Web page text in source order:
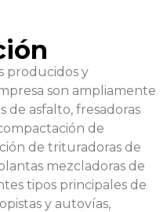
producidos y
son ampliamente
de asfalto, fresadoras
de
de trituradoras de
mezcladoras de
tipos principales de
y autovías,